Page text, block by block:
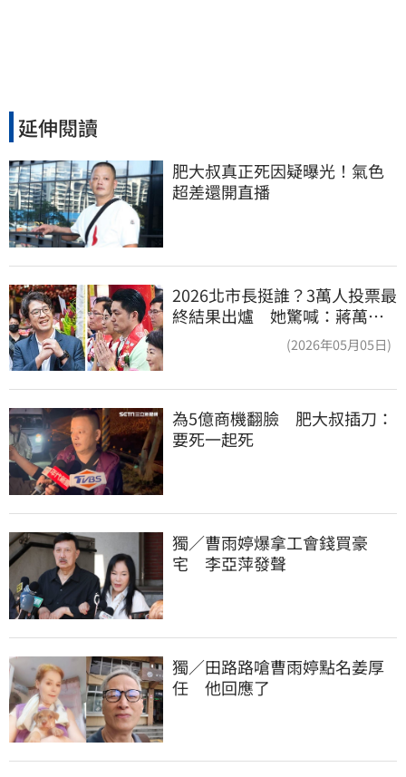
延伸閱讀
肥大叔真正死因疑曝光！氣色
超差還開直播
2026北市長挺誰？3萬人投票最
終結果出爐 她驚喊：蔣萬安
(2026年05月05日)
為5億商機翻臉　肥大叔插刀：
要死一起死
獨／曹雨婷爆拿工會錢買豪
宅　李亞萍發聲
獨／田路路嗆曹雨婷點名姜厚
任　他回應了